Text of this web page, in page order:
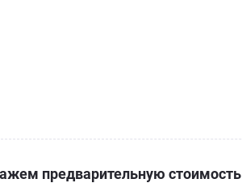
предварительную стоимость